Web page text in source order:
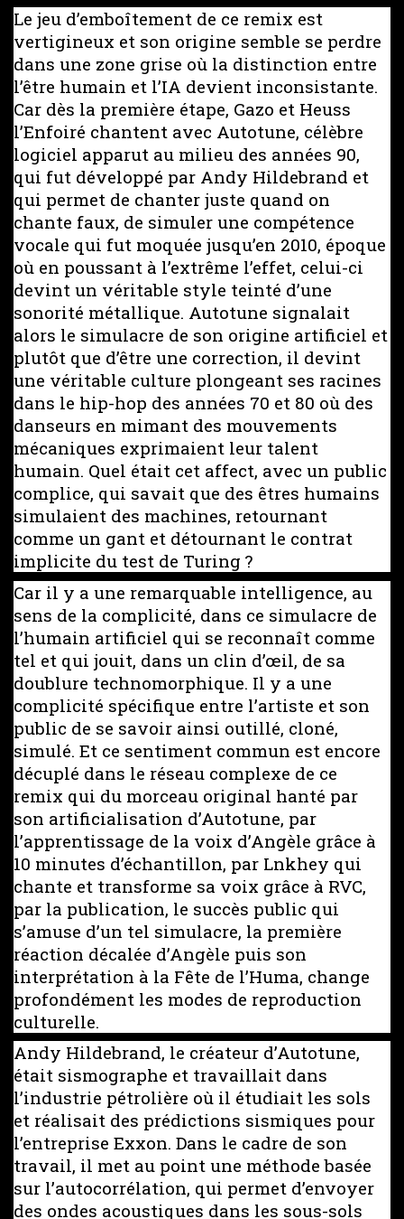
Le jeu d’emboîtement de ce remix est
vertigineux et son origine semble se perdre
dans une zone grise où la distinction entre
l’être humain et l’IA devient inconsistante.
Car dès la première étape, Gazo et Heuss
l’Enfoiré chantent avec Autotune, célèbre
logiciel apparut au milieu des années 90,
qui fut développé par Andy Hildebrand et
qui permet de chanter juste quand on
chante faux, de simuler une compétence
vocale qui fut moquée jusqu’en 2010, époque
où en poussant à l’extrême l’effet, celui-ci
devint un véritable style teinté d’une
sonorité métallique. Autotune signalait
alors le simulacre de son origine artificiel et
plutôt que d’être une correction, il devint
une véritable culture plongeant ses racines
dans le hip-hop des années 70 et 80 où des
danseurs en mimant des mouvements
mécaniques exprimaient leur talent
humain. Quel était cet affect, avec un public
complice, qui savait que des êtres humains
simulaient des machines, retournant
comme un gant et détournant le contrat
implicite du test de Turing ?
Car il y a une remarquable intelligence, au
sens de la complicité, dans ce simulacre de
l’humain artificiel qui se reconnaît comme
tel et qui jouit, dans un clin d’œil, de sa
doublure technomorphique. Il y a une
complicité spécifique entre l’artiste et son
public de se savoir ainsi outillé, cloné,
simulé. Et ce sentiment commun est encore
décuplé dans le réseau complexe de ce
remix qui du morceau original hanté par
son artificialisation d’Autotune, par
l’apprentissage de la voix d’Angèle grâce à
10 minutes d’échantillon, par Lnkhey qui
chante et transforme sa voix grâce à RVC,
par la publication, le succès public qui
s’amuse d’un tel simulacre, la première
réaction décalée d’Angèle puis son
interprétation à la Fête de l’Huma, change
profondément les modes de reproduction
culturelle.
Andy Hildebrand, le créateur d’Autotune,
était sismographe et travaillait dans
l’industrie pétrolière où il étudiait les sols
et réalisait des prédictions sismiques pour
l’entreprise Exxon. Dans le cadre de son
travail, il met au point une méthode basée
sur l’autocorrélation, qui permet d’envoyer
des ondes acoustiques dans les sous-sols